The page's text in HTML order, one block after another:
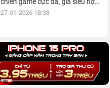
chiến game cực đã, giá siêu hợp
lý, mua ngay!
27-01-2026 18:38